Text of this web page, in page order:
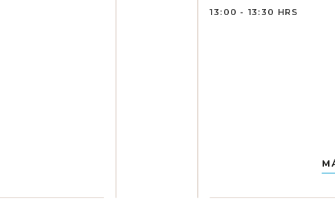
13:00 - 13:30 HRS